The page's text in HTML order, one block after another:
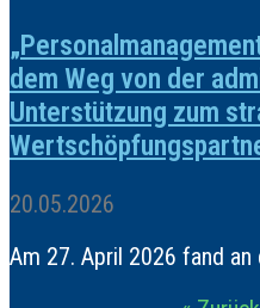
dem Weg von der
Unterstützung zum
20.05.2026
Am 27. April 2026 fand an